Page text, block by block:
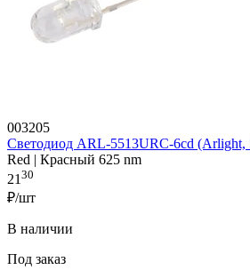
003205
Светодиод ARL-5513URC-6cd
Red | Красный 625 nm
2130
₽/шт
В наличии
Под заказ